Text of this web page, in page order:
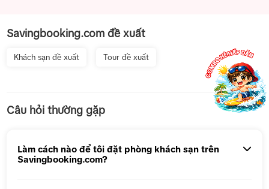
Savingbooking.com đề xuất
Khách sạn đề xuất Tour đề xuất
Khách sạn gần Hà Nội
Khách sạn Hạ Long Khách sạn Ninh Bình
Khách sạn Hà Giang
Tour 5N4Đ Hà Nội – Bali – Hà Nội
Tour 1 ngày Động Thiên Đường
Câu hỏi thường gặp
Làm cách nào để tôi đặt phòng khách sạn trên
Savingbooking.com?